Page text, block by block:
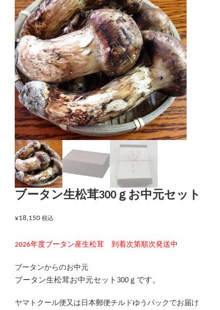
ブータン生松茸300ｇお中元セット
¥18,150 税込
2026年度ブータン産生松茸 到着次第順次発送中
ブータンからのお中元
ブータン生松茸お中元セット300ｇです。
ヤマトクール便又は日本郵便チルドゆうパックでお届け